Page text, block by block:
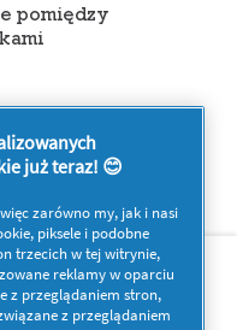
pomiędzy
już teraz! 😊
zarówno my, jak i nasi
piksele i podobne
trzecich w tej witrynie,
reklamy w oparciu
z przeglądaniem stron,
z przeglądaniem